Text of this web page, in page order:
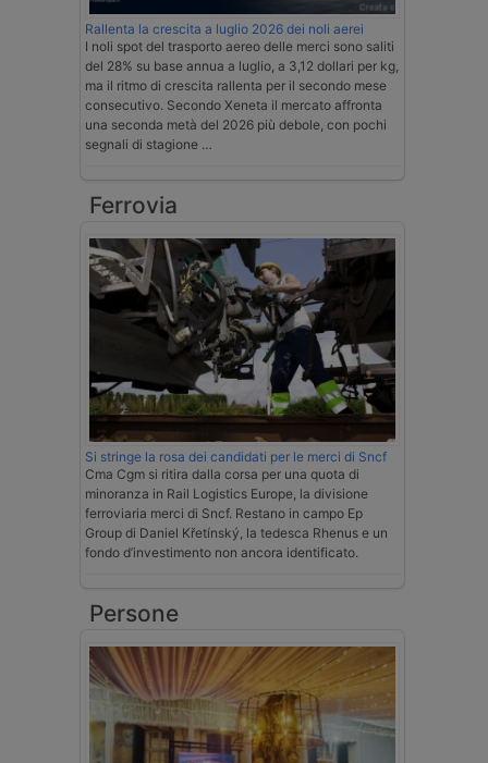
Rallenta la crescita a luglio 2026 dei noli aerei
I noli spot del trasporto aereo delle merci sono saliti
del 28% su base annua a luglio, a 3,12 dollari per kg,
ma il ritmo di crescita rallenta per il secondo mese
consecutivo. Secondo Xeneta il mercato affronta
una seconda metà del 2026 più debole, con pochi
segnali di stagione …
Ferrovia
Si stringe la rosa dei candidati per le merci di Sncf
Cma Cgm si ritira dalla corsa per una quota di
minoranza in Rail Logistics Europe, la divisione
ferroviaria merci di Sncf. Restano in campo Ep
Group di Daniel Křetínský, la tedesca Rhenus e un
fondo d’investimento non ancora identificato.
Persone